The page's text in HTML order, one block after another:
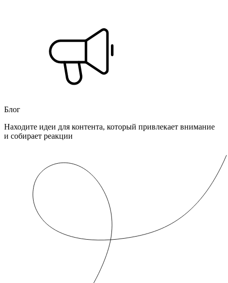
Блог
Находите идеи для контента, который привлекает внимание
и собирает реакции